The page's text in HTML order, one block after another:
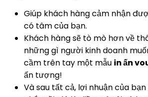
Giúp khách hàng cảm nhận
có tâm của bạn.
Khách hàng sẽ tò mò hơn về
những gì người kinh doanh
cầm trên tay một mẫu in ấn
ấn tượng!
Và sau tất cả, lợi nhuận của